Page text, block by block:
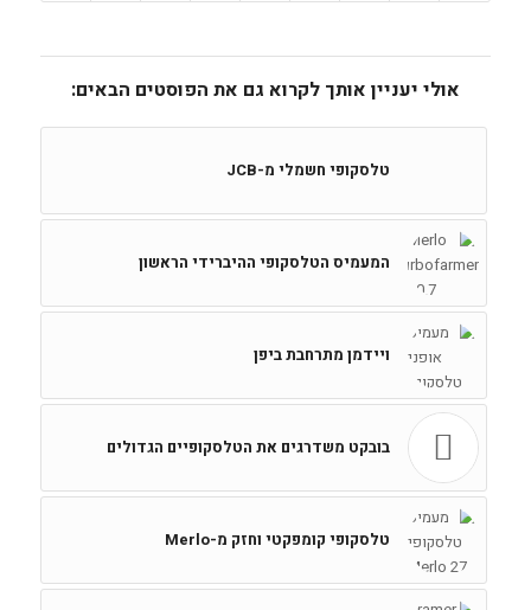
אולי יעניין אותך לקרוא גם את הפוסטים הבאים:
טלסקופי חשמלי מ-JCB
המעמיס הטלסקופי ההיברידי הראשון
ויידמן מתרחבת ביפן
בובקט משדרגים את הטלסקופיים הגדולים
טלסקופי קומפקטי וחזק מ-Merlo